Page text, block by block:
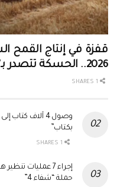
قفزة في إنتاج القمح
2026.. الحسكة تتصدر بـ37%
وصول 4 آلاف
بكتاب”
إجراء 7 عمليات
حملة “شفاء 4”